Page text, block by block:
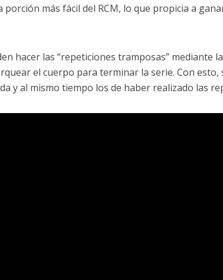
porción más fácil del RCM, lo que propicia a
hacer las “repeticiones tramposas” mediante
el cuerpo para terminar la serie. Con esto,
y al mismo tiempo los de haber realizado las